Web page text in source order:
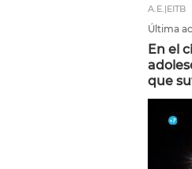
A.E.|EITB
Última
En el
que